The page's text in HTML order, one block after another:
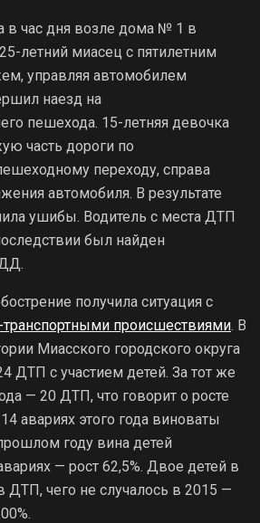
в час дня возле дома № 1 в
летний миасец с пятилетним
управляя автомобилем
наезд на
пешехода. 15-летняя девочка
часть дороги по
переходу, справа
автомобиля. В результате
ушибы. Водитель с места ДТП
был найден
получила ситуация с
происшествиями. В
Миасского городского округа
ДТП с участием детей. За тот же
— 20 ДТП, что говорит о росте
авариях этого года виноваты
году вина детей
— рост 62,5%. Двое детей в
ДТП, чего не случалось в 2015 —